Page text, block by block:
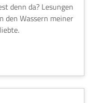
denn da? Lesun­gen
Was­sern mei­ner